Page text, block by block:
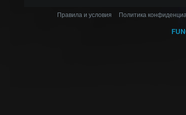
Правила и условия Политика